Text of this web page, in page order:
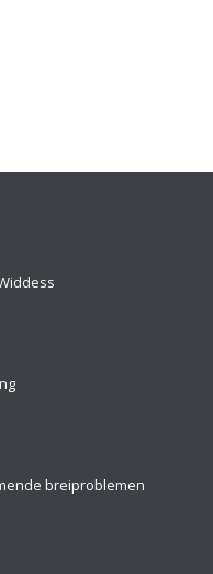
breiproblemen